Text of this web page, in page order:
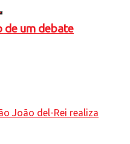
de um debate